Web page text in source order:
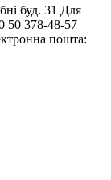
буд. 31 Для
50 378-48-57
пошта: